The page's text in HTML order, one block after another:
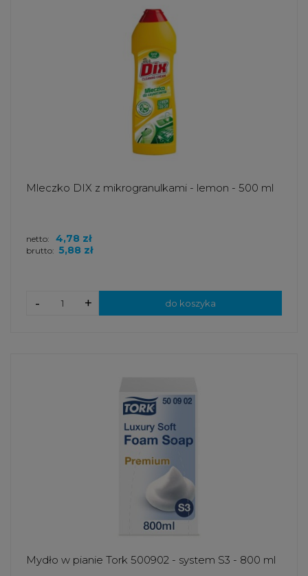
Mleczko DIX z mikrogranulkami - lemon - 500 ml
brutto: 5,88 zł
netto: 4,78 zł
+
- do koszyka
Mydło w pianie Tork 500902 - system S3 - 800 ml